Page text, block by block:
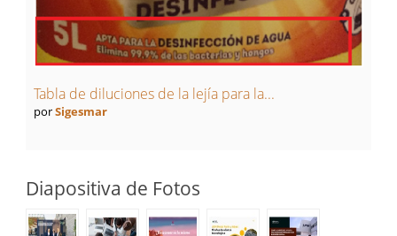
Tabla de diluciones de la lejía para la...
porSigesmar
Diapositiva de Fotos